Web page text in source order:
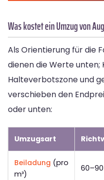
Was kostet ein Umzug von
Als Orientierung für die
dienen die Werte unten;
Halteverbotszone und
verschieben den
oder unten:
Umzugsart
Beiladung (pro
m³)